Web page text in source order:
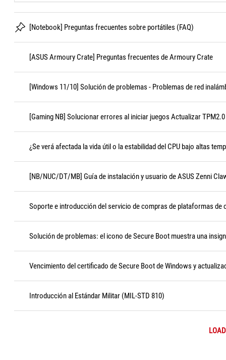
[Notebook] Preguntas frecuentes sobre portátiles (FAQ)
[ASUS Armoury Crate] Preguntas frecuentes de Armoury Crate
[Windows 11/10] Solución de problemas - Problemas de red
[Gaming NB] Solucionar errores al iniciar juegos Actualizar TPM2.0
¿Se verá afectada la vida útil o la estabilidad del CPU bajo altas
[NB/NUC/DT/MB] Guía de instalación y usuario de ASUS Zenni
Soporte e introducción del servicio de compras de plataformas de
Solución de problemas: el icono de Secure Boot muestra una
Vencimiento del certificado de Secure Boot de Windows y
Introducción al Estándar Militar (MIL-STD 810)